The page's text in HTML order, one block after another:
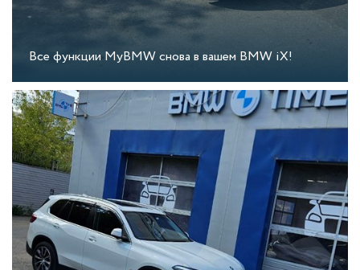
Все функции MyBMW снова в вашем BMW iX!